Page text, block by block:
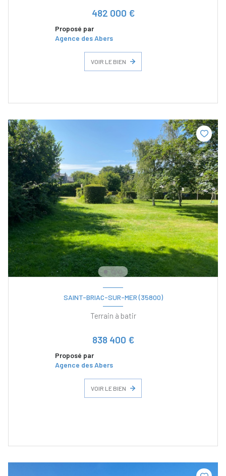
482 000 €
Proposé par
Agence des Abers
VOIR LE BIEN
SAINT-BRIAC-SUR-MER (35800)
Terrain à batir
838 400 €
Proposé par
Agence des Abers
VOIR LE BIEN